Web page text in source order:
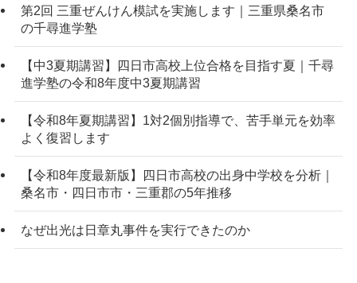
第2回 三重ぜんけん模試を実施します｜三重県桑名市
の千尋進学塾
【中3夏期講習】四日市高校上位合格を目指す夏｜千尋
進学塾の令和8年度中3夏期講習
【令和8年夏期講習】1対2個別指導で、苦手単元を効率
よく復習します
【令和8年度最新版】四日市高校の出身中学校を分析｜
桑名市・四日市市・三重郡の5年推移
なぜ出光は日章丸事件を実行できたのか